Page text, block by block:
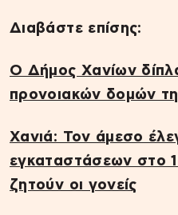
Διαβάστε επίσης:
Ο Δήμος Χανίων
προνοιακών δομών
Χανιά: Τον άμεσο
εγκαταστάσεων στο
ζητούν οι γονείς